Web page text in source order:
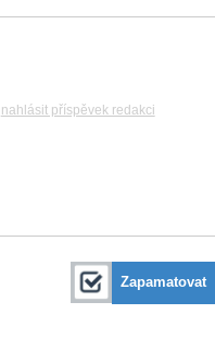
nahlásit příspěvek redakci
Zapamatovat